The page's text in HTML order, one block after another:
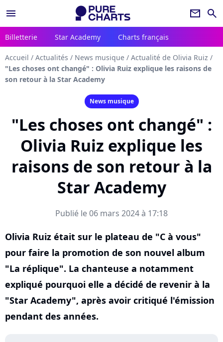
menu newsletter search
Billetterie Star Academy Charts français
Accueil / Actualités / News musique / Actualité de Olivia Ruiz /
"Les choses ont changé" : Olivia Ruiz explique les raisons de
son retour à la Star Academy
News musique
"Les choses ont changé" :
Olivia Ruiz explique les
raisons de son retour à la
Star Academy
Publié le 06 mars 2024 à 17:18
Olivia Ruiz était sur le plateau de "C à vous"
pour faire la promotion de son nouvel album
"La réplique". La chanteuse a notamment
expliqué pourquoi elle a décidé de revenir à la
"Star Academy", après avoir critiqué l'émission
pendant des années.